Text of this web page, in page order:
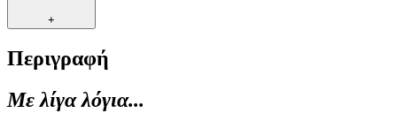
+
Περιγραφή
Με λίγα λόγια...